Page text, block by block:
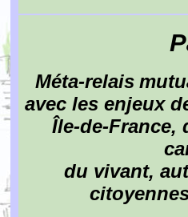
Méta-relais
avec les enjeux
Île-de-France,
du vivant,